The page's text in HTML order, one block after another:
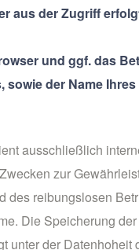
aus der Zugriff
und ggf. das
sowie der Name
ausschließlich
zur
des reibungslosen
Die Speicherung
unter der Datenhoheit